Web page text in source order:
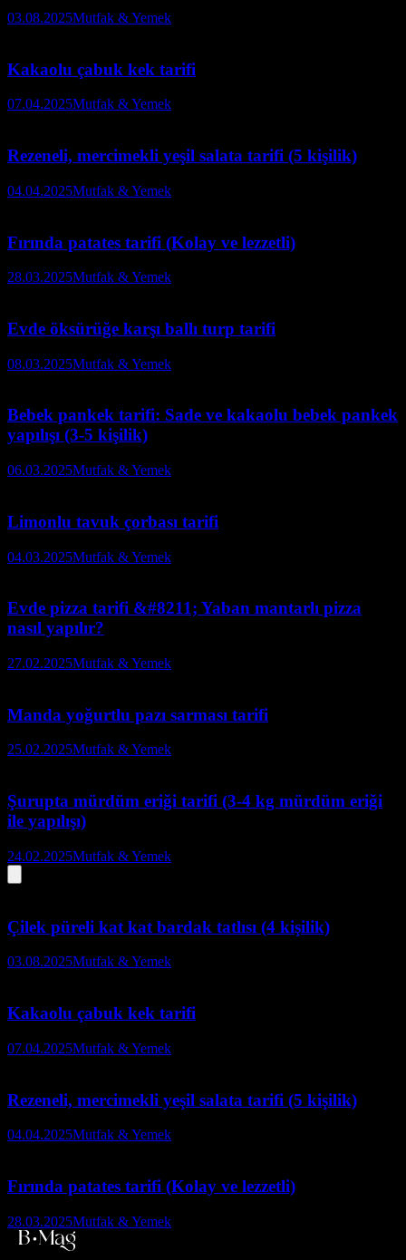
03.08.2025Mutfak & Yemek
Kakaolu çabuk kek tarifi
07.04.2025Mutfak & Yemek
Rezeneli, mercimekli yeşil salata tarifi (5 kişilik)
04.04.2025Mutfak & Yemek
Fırında patates tarifi (Kolay ve lezzetli)
28.03.2025Mutfak & Yemek
Evde öksürüğe karşı ballı turp tarifi
08.03.2025Mutfak & Yemek
Bebek pankek tarifi: Sade ve kakaolu bebek pankek
yapılışı (3-5 kişilik)
06.03.2025Mutfak & Yemek
Limonlu tavuk çorbası tarifi
04.03.2025Mutfak & Yemek
Evde pizza tarifi &#8211; Yaban mantarlı pizza
nasıl yapılır?
27.02.2025Mutfak & Yemek
Manda yoğurtlu pazı sarması tarifi
25.02.2025Mutfak & Yemek
Şurupta mürdüm eriği tarifi (3-4 kg mürdüm eriği
ile yapılışı)
24.02.2025Mutfak & Yemek
Çilek püreli kat kat bardak tatlısı (4 kişilik)
03.08.2025Mutfak & Yemek
Kakaolu çabuk kek tarifi
07.04.2025Mutfak & Yemek
Rezeneli, mercimekli yeşil salata tarifi (5 kişilik)
04.04.2025Mutfak & Yemek
Fırında patates tarifi (Kolay ve lezzetli)
28.03.2025Mutfak & Yemek